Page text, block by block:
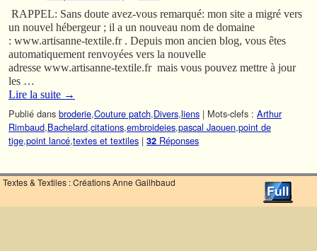
RAPPEL: Sans doute avez-vous remarqué: mon site a migré vers
un nouvel hébergeur ; il a un nouveau nom de domaine
: www.artisanne-textile.fr . Depuis mon ancien blog, vous êtes
automatiquement renvoyées vers la nouvelle
adresse www.artisanne-textile.fr mais vous pouvez mettre à jour
les …
Lire la suite →
Publié dans broderie,Couture patch,Divers,liens | Mots-clefs : Arthur
Rimbaud,Bachelard,citations,embroideies,pascal Jaouen,point de
tige,point lancé,textes et textiles | 32 Réponses
Textes & Textiles : Créations Anne Gailhbaud